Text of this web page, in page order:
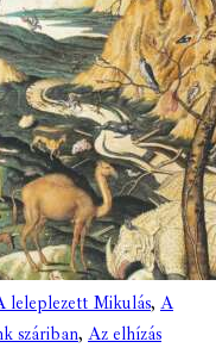
leleplezett Mikulás, A
száriban, Az elhízás